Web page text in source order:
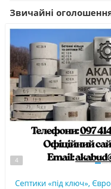
Звичайні
4
Септики «під ключ»,